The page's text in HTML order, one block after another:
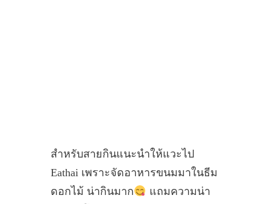
สำหรับสายกินแนะนำให้แวะไป
Eathai เพราะจัดอาหารขนมมาในธีม
ดอกไม้ น่ากินมาก
แถมความน่า